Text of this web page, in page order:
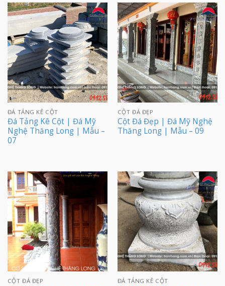
ĐÁ TẢNG KÊ CỘT
Đá Tảng Kê Cột | Đá Mỹ
Nghệ Thăng Long | Mẫu –
07
CỘT ĐÁ ĐẸP
Cột Đá Đẹp | Đá Mỹ Nghệ
Thăng Long | Mẫu – 09
CỘT ĐÁ ĐẸP ĐÁ TẢNG KÊ CỘT